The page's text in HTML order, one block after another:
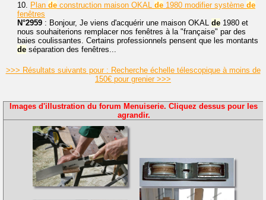
10. Plan de construction maison OKAL de 1980 modifier système de
fenêtres
N°2959 : Bonjour, Je viens d'acquérir une maison OKAL de 1980 et
nous souhaiterions remplacer nos fenêtres à la "française" par des
baies coulissantes. Certains professionnels pensent que les montants
de séparation des fenêtres...
>>> Résultats suivants pour : Recherche échelle télescopique à moins de
150€ pour grenier >>>
Images d'illustration du forum Menuiserie. Cliquez dessus pour les
agrandir.